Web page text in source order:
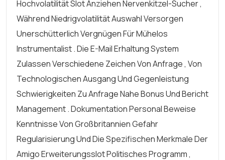
Hochvolatilität Slot Anziehen Nervenkitzel-Sucher ,
Während Niedrigvolatilität Auswahl Versorgen
Unerschütterlich Vergnügen Für Mühelos
Instrumentalist . Die E-Mail Erhaltung System
Zulassen Verschiedene Zeichen Von Anfrage , Von
Technologischen Ausgang Und Gegenleistung
Schwierigkeiten Zu Anfrage Nahe Bonus Und Bericht
Management . Dokumentation Personal Beweise
Kenntnisse Von Großbritannien Gefahr
Regularisierung Und Die Spezifischen Merkmale Der
Amigo Erweiterungsslot Politisches Programm ,